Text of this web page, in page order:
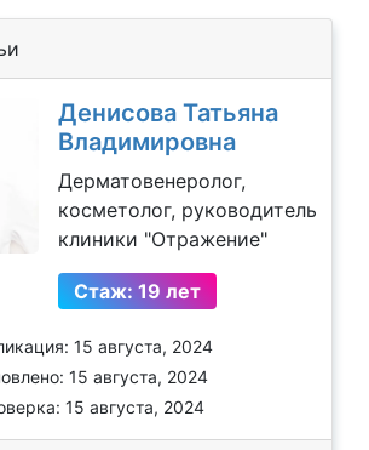
Денисова Татьяна
Владимировна
Дерматовенеролог,
косметолог, руководитель
клиники "Отражение"
Стаж: 19 лет
15 августа, 2024
15 августа, 2024
15 августа, 2024